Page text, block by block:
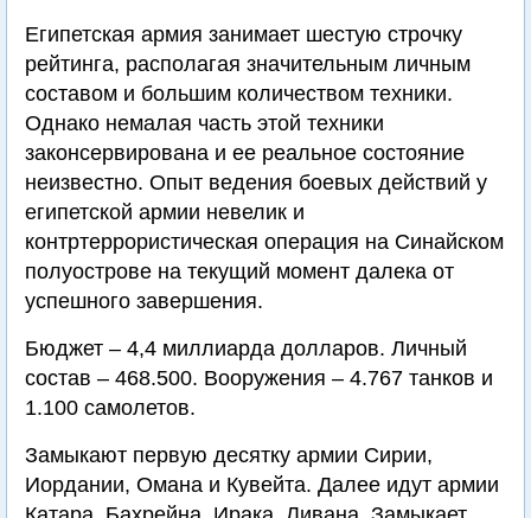
Египетская армия занимает шестую строчку
рейтинга, располагая значительным личным
составом и большим количеством техники.
Однако немалая часть этой техники
законсервирована и ее реальное состояние
неизвестно. Опыт ведения боевых действий у
египетской армии невелик и
контртеррористическая операция на Синайском
полуострове на текущий момент далека от
успешного завершения.
Бюджет – 4,4 миллиарда долларов. Личный
состав – 468.500. Вооружения – 4.767 танков и
1.100 самолетов.
Замыкают первую десятку армии Сирии,
Иордании, Омана и Кувейта. Далее идут армии